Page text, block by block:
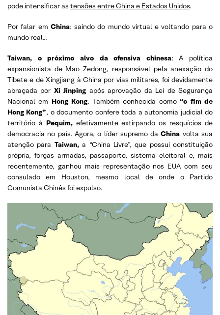
pode intensificar as tensões entre China e Estados Unidos.
Por falar em China: saindo do mundo virtual e voltando para o
mundo real…
Taiwan, o próximo alvo da ofensiva chinesa: A política
expansionista de Mao Zedong, responsável pela anexação do
Tibete e de Xingjiang à China por vias militares, foi devidamente
abraçada por Xi Jinping após aprovação da Lei de Segurança
Nacional em Hong Kong. Também conhecida como“o fim de
Hong Kong”, o documento confere toda a autonomia judicial do
território à Pequim, efetivamente extirpando os resquícios de
democracia no país. Agora, o líder supremo daChina volta sua
atenção para Taiwan,a “China Livre”, que possui constituição
própria, forças armadas, passaporte, sistema eleitoral e, mais
recentemente, ganhou mais representação nos EUA com seu
consulado em Houston, mesmo local de onde o Partido
Comunista Chinês foi expulso.